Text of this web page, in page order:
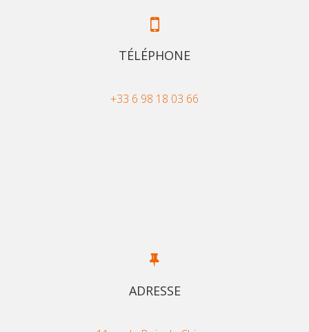
TÉLÉPHONE
+33 6 98 18 03 66
ADRESSE